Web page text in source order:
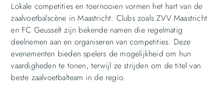
Lokale competities en toernooien vormen het hart van de
zaalvoetbalscène in Maastricht. Clubs zoals ZVV Maastricht
en FC Geusselt zijn bekende namen die regelmatig
deelnemen aan en organiseren van competities. Deze
evenementen bieden spelers de mogelijkheid om hun
vaardigheden te tonen, terwijl ze strijden om de titel van
beste zaalvoetbalteam in de regio.